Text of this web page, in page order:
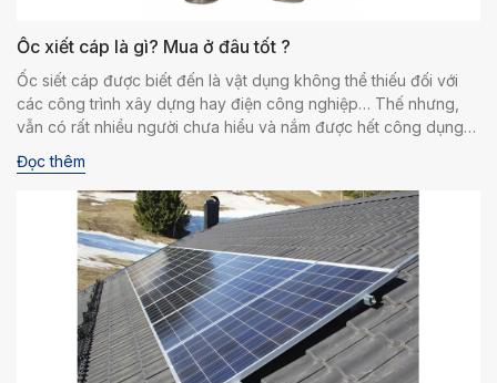
Ốc xiết cáp là gì? Mua ở đâu tốt ?
Ốc siết cáp được biết đến là vật dụng không thể thiếu đối với
các công trình xây dựng hay điện công nghiệp… Thế nhưng,
vẫn có rất nhiều người chưa hiểu và nắm được hết công dụng
đáp thắc mắc ốc siết kim loại dùng để làm gì và hướng dẫn bạn
đọc sử dụng sản phẩm đúng cách.
Đọc thêm